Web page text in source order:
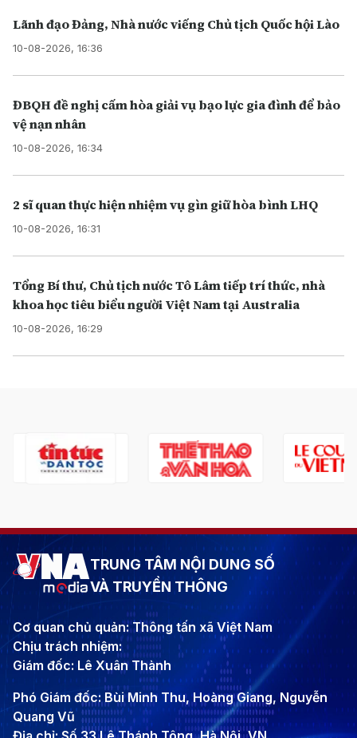
Lãnh đạo Đảng, Nhà nước viếng Chủ tịch Quốc hội Lào
10-08-2026, 16:36
ĐBQH đề nghị cấm hòa giải vụ bạo lực gia đình để bảo
vệ nạn nhân
10-08-2026, 16:34
2 sĩ quan thực hiện nhiệm vụ gìn giữ hòa bình LHQ
10-08-2026, 16:31
Tổng Bí thư, Chủ tịch nước Tô Lâm tiếp trí thức, nhà
khoa học tiêu biểu người Việt Nam tại Australia
10-08-2026, 16:29
TRUNG TÂM NỘI DUNG SỐ
VÀ TRUYỀN THÔNG
Cơ quan chủ quản: Thông tấn xã Việt Nam
Chịu trách nhiệm:
Giám đốc: Lê Xuân Thành
Phó Giám đốc: Bùi Minh Thu, Hoàng Giang, Nguyễn
Quang Vũ